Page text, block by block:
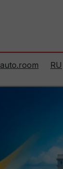
auto.room RU